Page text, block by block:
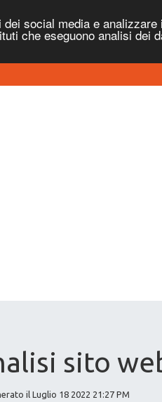
social media e
che eseguono analisi dei
sito
il Luglio 18 2022 21:27 PM